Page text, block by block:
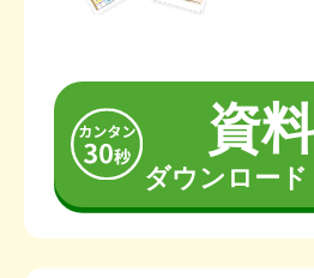
資
ダウンロード